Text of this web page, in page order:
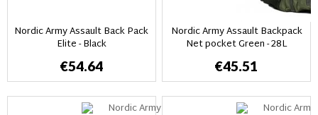
Nordic Army Assault Back Pack
Elite - Black
€54.64
Nordic Army Assault Backpack
Net pocket Green - 28L
€45.51